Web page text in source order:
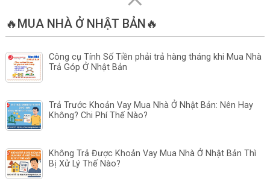
🔥MUA NHÀ Ở NHẬT BẢN🔥
Công cụ Tính Số Tiền phải trả hàng tháng khi Mua Nhà
Trả Góp Ở Nhật Bản
Trả Trước Khoản Vay Mua Nhà Ở Nhật Bản: Nên Hay
Không? Chi Phí Thế Nào?
Không Trả Được Khoản Vay Mua Nhà Ở Nhật Bản Thì
Bị Xử Lý Thế Nào?